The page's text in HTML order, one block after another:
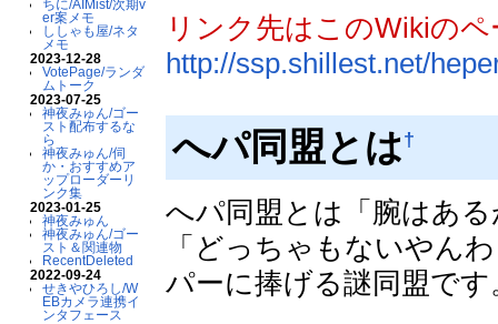
ちに/AIMist/次期v
er案メモ
ししゃも屋/ネタ
メモ
2023-12-28
VotePage/ランダ
ムトーク
2023-07-25
神夜みゅん/ゴー
スト配布するな
ら
神夜みゅん/伺
か・おすすめア
ップローダーリ
ンク集
2023-01-25
神夜みゅん
神夜みゅん/ゴー
スト＆関連物
RecentDeleted
2022-09-24
せきやひろし/W
EBカメラ連携イ
ンタフェース
リンク先はこのWikiの
http://ssp.shillest.net/
へパ同盟とは†
へパ同盟とは「腕はあ
「どっちゃもないやん
パーに捧げる謎同盟